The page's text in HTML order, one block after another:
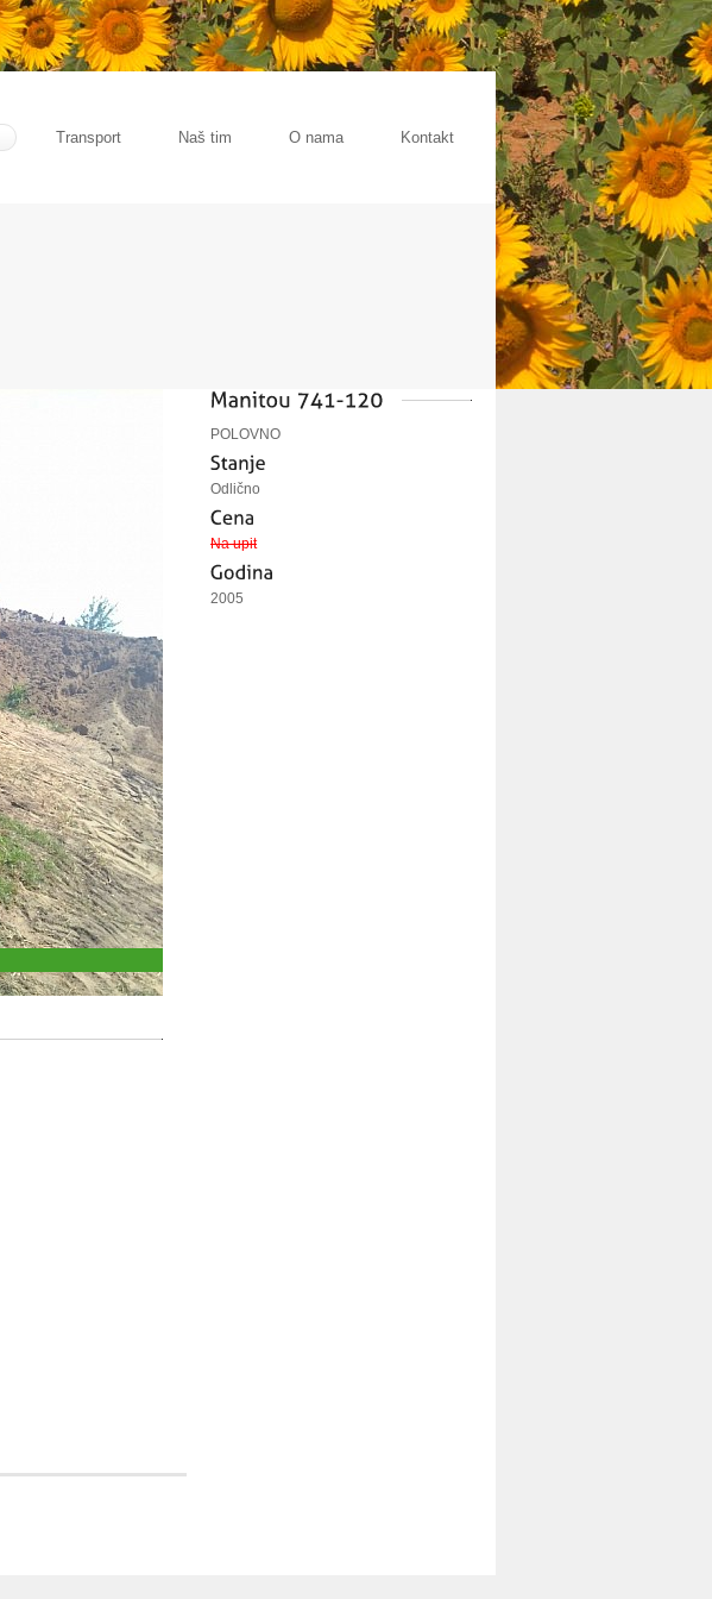
Transport Naš tim O nama Kontakt
POLOVNO
Odlično
Na upit
2005